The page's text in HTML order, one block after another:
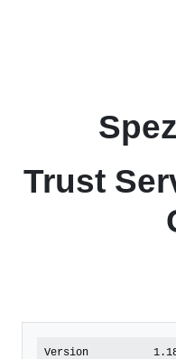
Trust
Version